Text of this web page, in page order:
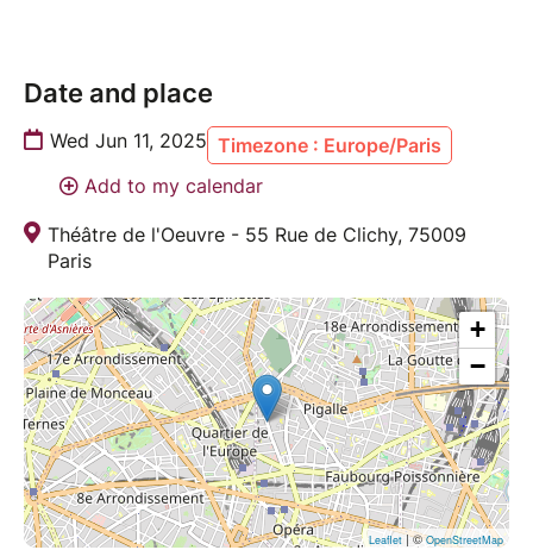
Date and place
Wed Jun 11, 2025 Timezone : Europe/Paris
Add to my calendar
Théâtre de l'Oeuvre - 55 Rue de Clichy, 75009
Paris
+
−
Leaflet| ©OpenStreetMap